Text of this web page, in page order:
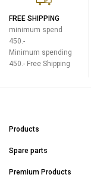
FREE SHIPPING
minimum spend
450.-
Minimum spending
450.- Free Shipping
Products
Spare parts
Premium Products